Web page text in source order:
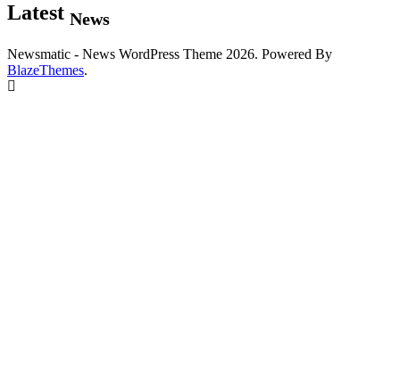
Latest News
Newsmatic - News WordPress Theme 2026. Powered By
BlazeThemes.